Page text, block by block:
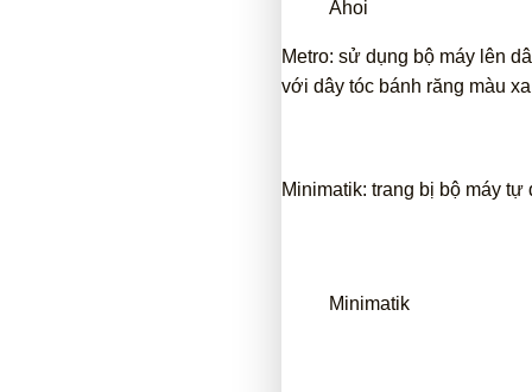
Ahoi
Metro: sử dụng bộ máy lên
với dây tóc bánh răng màu
Minimatik: trang bị bộ máy
Minimatik